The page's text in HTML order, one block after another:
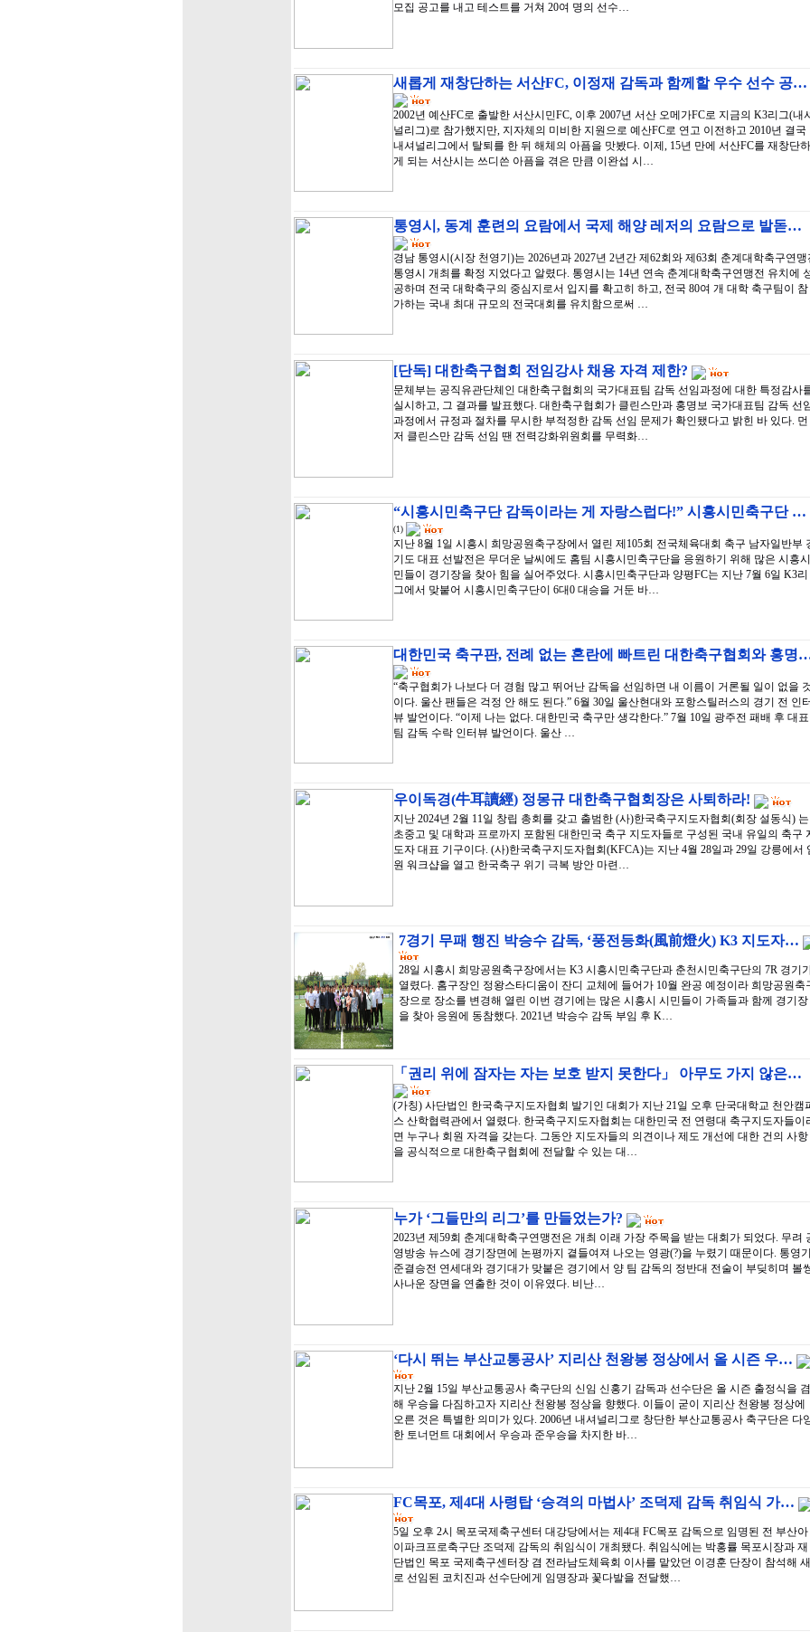
모집 공고를 내고 테스트를 거쳐 20여 명의 선수…
새롭게 재창단하는 서산FC, 이정재 감독과 함께할 우수 선수 공…
2002년 예산FC로 출발한 서산시민FC, 이후 2007년 서산 오메가FC로 지금의 K3리그(내
널리그)로 참가했지만, 지자체의 미비한 지원으로 예산FC로 연고 이전하고 2010년 결국
내셔널리그에서 탈퇴를 한 뒤 해체의 아픔을 맛봤다. 이제, 15년 만에 서산FC를 재창단하
게 되는 서산시는 쓰디쓴 아픔을 겪은 만큼 이완섭 시…
통영시, 동계 훈련의 요람에서 국제 해양 레저의 요람으로 발돋…
경남 통영시(시장 천영기)는 2026년과 2027년 2년간 제62회와 제63회 춘계대학축구연맹
통영시 개최를 확정 지었다고 알렸다. 통영시는 14년 연속 춘계대학축구연맹전 유치에
공하며 전국 대학축구의 중심지로서 입지를 확고히 하고, 전국 80여 개 대학 축구팀이 참
가하는 국내 최대 규모의 전국대회를 유치함으로써 …
[단독] 대한축구협회 전임강사 채용 자격 제한?
문체부는 공직유관단체인 대한축구협회의 국가대표팀 감독 선임과정에 대한 특정감사
실시하고, 그 결과를 발표했다. 대한축구협회가 클린스만과 홍명보 국가대표팀 감독 선
과정에서 규정과 절차를 무시한 부적정한 감독 선임 문제가 확인됐다고 밝힌 바 있다. 먼
저 클린스만 감독 선임 땐 전력강화위원회를 무력화…
“시흥시민축구단 감독이라는 게 자랑스럽다!” 시흥시민축구단 …
(1)
지난 8월 1일 시흥시 희망공원축구장에서 열린 제105회 전국체육대회 축구 남자일반부
기도 대표 선발전은 무더운 날씨에도 홈팀 시흥시민축구단을 응원하기 위해 많은 시흥시
민들이 경기장을 찾아 힘을 실어주었다. 시흥시민축구단과 양평FC는 지난 7월 6일 K3리
그에서 맞붙어 시흥시민축구단이 6대0 대승을 거둔 바…
대한민국 축구판, 전례 없는 혼란에 빠트린 대한축구협회와 홍명
“축구협회가 나보다 더 경험 많고 뛰어난 감독을 선임하면 내 이름이 거론될 일이 없을
이다. 울산 팬들은 걱정 안 해도 된다.” 6월 30일 울산현대와 포항스틸러스의 경기 전 인터
뷰 발언이다. “이제 나는 없다. 대한민국 축구만 생각한다.” 7월 10일 광주전 패배 후 대표
팀 감독 수락 인터뷰 발언이다. 울산 …
우이독경(牛耳讀經) 정몽규 대한축구협회장은 사퇴하라!
지난 2024년 2월 11일 창립 총회를 갖고 출범한 (사)한국축구지도자협회(회장 설동식) 는
초중고 및 대학과 프로까지 포함된 대한민국 축구 지도자들로 구성된 국내 유일의 축구
도자 대표 기구이다. (사)한국축구지도자협회(KFCA)는 지난 4월 28일과 29일 강릉에서
원 워크샵을 열고 한국축구 위기 극복 방안 마련…
7경기 무패 행진 박승수 감독, ‘풍전등화(風前燈火) K3 지도자…
28일 시흥시 희망공원축구장에서는 K3 시흥시민축구단과 춘천시민축구단의 7R 경기
열렸다. 홈구장인 정왕스타디움이 잔디 교체에 들어가 10월 완공 예정이라 희망공원축
장으로 장소를 변경해 열린 이번 경기에는 많은 시흥시 시민들이 가족들과 함께 경기장
을 찾아 응원에 동참했다. 2021년 박승수 감독 부임 후 K…
「권리 위에 잠자는 자는 보호 받지 못한다」 아무도 가지 않은…
(가칭) 사단법인 한국축구지도자협회 발기인 대회가 지난 21일 오후 단국대학교 천안캠
스 산학협력관에서 열렸다. 한국축구지도자협회는 대한민국 전 연령대 축구지도자들이
면 누구나 회원 자격을 갖는다. 그동안 지도자들의 의견이나 제도 개선에 대한 건의 사항
을 공식적으로 대한축구협회에 전달할 수 있는 대…
누가 ‘그들만의 리그’를 만들었는가?
2023년 제59회 춘계대학축구연맹전은 개최 이래 가장 주목을 받는 대회가 되었다. 무려
영방송 뉴스에 경기장면에 논평까지 곁들여져 나오는 영광(?)을 누렸기 때문이다. 통영기
준결승전 연세대와 경기대가 맞붙은 경기에서 양 팀 감독의 정반대 전술이 부딪히며 볼
사나운 장면을 연출한 것이 이유였다. 비난…
‘다시 뛰는 부산교통공사’ 지리산 천왕봉 정상에서 올 시즌 우…
지난 2월 15일 부산교통공사 축구단의 신임 신홍기 감독과 선수단은 올 시즌 출정식을 겸
해 우승을 다짐하고자 지리산 천왕봉 정상을 향했다. 이들이 굳이 지리산 천왕봉 정상에
오른 것은 특별한 의미가 있다. 2006년 내셔널리그로 창단한 부산교통공사 축구단은 다
한 토너먼트 대회에서 우승과 준우승을 차지한 바…
FC목포, 제4대 사령탑 ‘승격의 마법사’ 조덕제 감독 취임식 가…
5일 오후 2시 목포국제축구센터 대강당에서는 제4대 FC목포 감독으로 임명된 전 부산아
이파크프로축구단 조덕제 감독의 취임식이 개최됐다. 취임식에는 박홍률 목포시장과 재
단법인 목포 국제축구센터장 겸 전라남도체육회 이사를 맡았던 이경훈 단장이 참석해 새
로 선임된 코치진과 선수단에게 임명장과 꽃다발을 전달했…